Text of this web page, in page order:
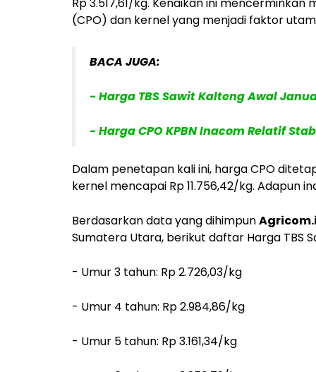
Rp 3.517,61/kg. Kenaikan ini
(CPO) dan kernel yang menjadi faktor
BACA JUGA:
- Harga TBS Sawit Kalteng Awal
- Harga CPO KPBN Inacom Relatif
Dalam penetapan kali ini, harga CPO
kernel mencapai Rp 11.756,42/kg. Adapun
Berdasarkan data yang dihimpun
Sumatera Utara, berikut daftar Harga TBS
- Umur 3 tahun: Rp 2.726,03/kg
- Umur 4 tahun: Rp 2.984,86/kg
- Umur 5 tahun: Rp 3.161,34/kg